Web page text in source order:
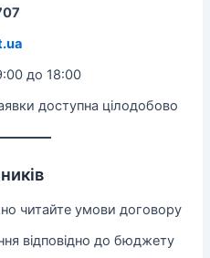
до 18:00
доступна цілодобово
читайте умови договору
відповідно до бюджету